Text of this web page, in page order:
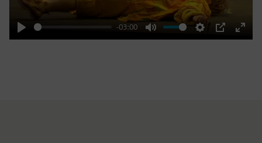
Play
-03:00
Mute Settings
PIP
Enter